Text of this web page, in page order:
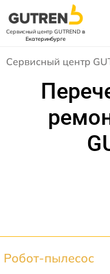
Сервисный центр GUTRENDв
Екатеринбурге
Сервисный центр
Робот-пылесос